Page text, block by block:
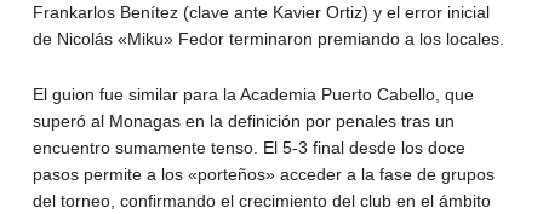
Frankarlos Benítez (clave ante Kavier Ortiz) y el error inicial
de Nicolás «Miku» Fedor terminaron premiando a los locales.
El guion fue similar para la Academia Puerto Cabello, que
superó al Monagas en la definición por penales tras un
encuentro sumamente tenso. El 5-3 final desde los doce
pasos permite a los «porteños» acceder a la fase de grupos
del torneo, confirmando el crecimiento del club en el ámbito